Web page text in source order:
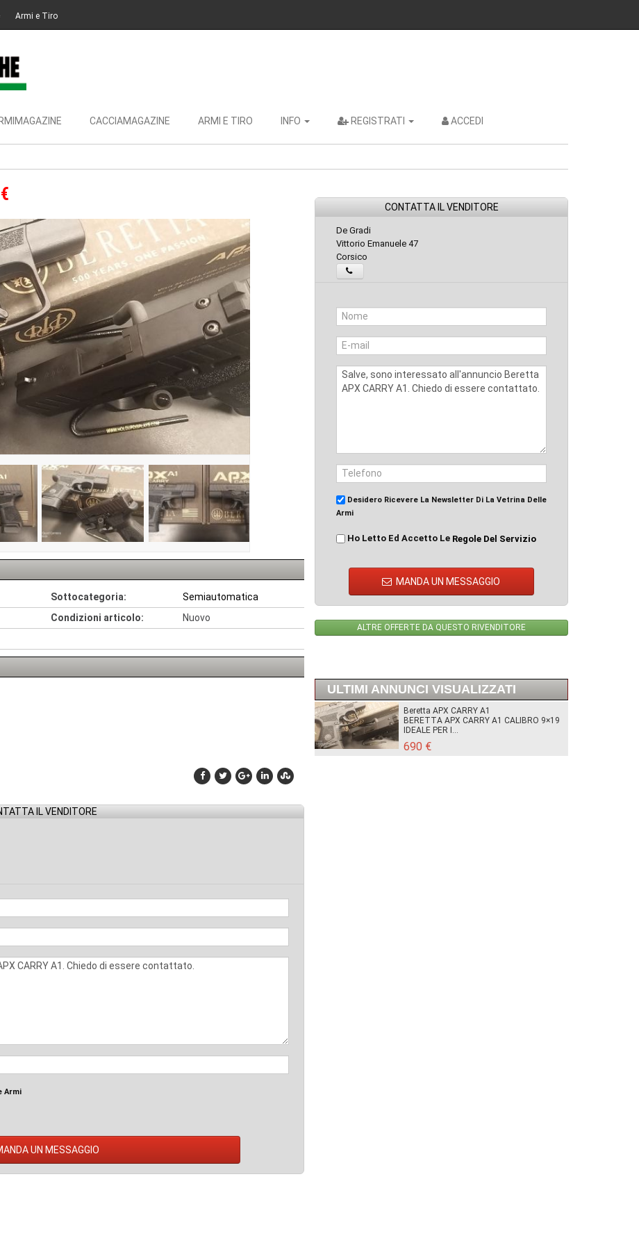
Armi e Tiro
CACCIAMAGAZINE ARMI E TIRO INFO REGISTRATI ACCEDI
Sottocategoria:
Semiautomatica
Condizioni articolo:
Nuovo
IL VENDITORE
Armi
UN MESSAGGIO
CONTATTA IL VENDITORE
De Gradi
Vittorio Emanuele 47
Corsico
Desidero Ricevere La Newsletter Di La Vetrina Delle
Armi
Ho Letto Ed Accetto Le Regole Del Servizio
MANDA UN MESSAGGIO
ALTRE OFFERTE DA QUESTO RIVENDITORE
ULTIMI ANNUNCI VISUALIZZATI
Beretta APX CARRY A1
BERETTA APX CARRY A1 CALIBRO 9×19
IDEALE PER I...
690 €